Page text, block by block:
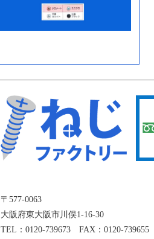
〒577-0063
大阪府東大阪市川俣1-16-30
TEL：0120-739673 FAX：0120-739655